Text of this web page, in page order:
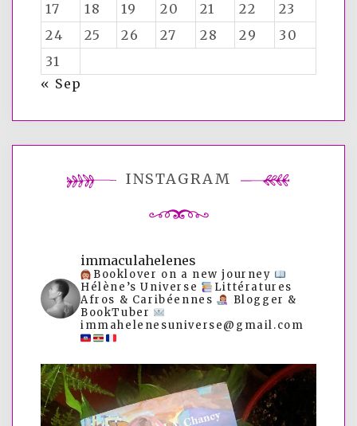
17
18 19 20 21 22
23
24
25 26 27 28 29
30
31
« Sep
INSTAGRAM
immaculahelenes
Booklover on a new journey
Hélène’s Universe
Littératures
Afros & Caribéennes
Blogger &
BookTuber
immahelenesuniverse@gmail.com